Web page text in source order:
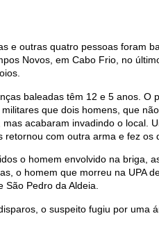
e outras quatro pessoas foram
Novos, em Cabo Frio, no
baleadas têm 12 e 5 anos. O
que dois homens, que
acabaram invadindo o local.
retornou com outra arma e fez os
o homem envolvido na briga,
o homem que morreu na UPA
São Pedro da Aldeia.
o suspeito fugiu por uma